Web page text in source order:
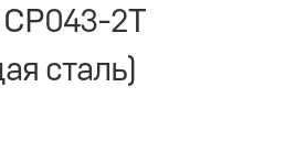
2T
сталь)